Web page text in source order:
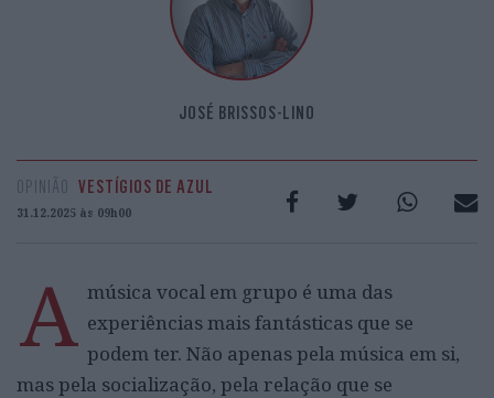
JOSÉ BRISSOS-LINO
OPINIÃO VESTÍGIOS DE AZUL
31.12.2025 às 09h00
A música vocal em grupo é uma das
experiências mais fantásticas que se
podem ter. Não apenas pela música em si,
mas pela socialização, pela relação que se